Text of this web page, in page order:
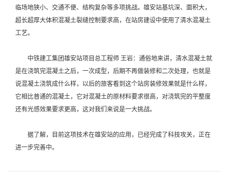
临场地狭小、交通不便、结构复杂等多项挑战。雄安站基坑深、面积大，
超长超厚大体积混凝土裂缝控制要求高，在站房建设中使用了清水混凝土
工艺。
中铁建工集团雄安站项目总工程师 王岩：通俗地来讲，清水混凝土就
是在浇筑完混凝土之后，一次成型，后期不再做装修和二次处理，也就是
说混凝土浇筑成什么样，以后的旅客看到这个站房装修效果就是什么样，
它相比普通的混凝土，它对混凝土的原材料要求很高，对浇筑完的平整度
还有光感效果要求更高，这对我们来说是一大挑战。
据了解，目前这项技术在雄安站的应用，已经完成了科技攻关，正在
进一步完善中。